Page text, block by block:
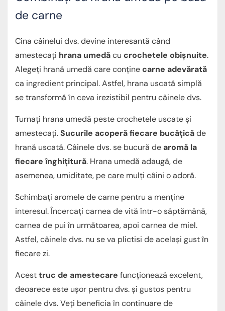
de carne
Cina câinelui dvs. devine interesantă când
amestecați hrana umedăcu crochetele obișnuite.
Alegeți hrană umedă care conținecarne adevărată
ca ingredient principal. Astfel, hrana uscată simplă
se transformă în ceva irezistibil pentru câinele dvs.
Turnați hrana umedă peste crochetele uscate și
amestecați.Sucurile acoperă fiecare bucățicăde
hrană uscată. Câinele dvs. se bucură dearomă la
fiecare înghițitură. Hrana umedă adaugă, de
asemenea, umiditate, pe care mulți câini o adoră.
Schimbați aromele de carne pentru a menține
interesul. Încercați carnea de vită într-o săptămână,
carnea de pui în următoarea, apoi carnea de miel.
Astfel, câinele dvs. nu se va plictisi de același gust în
fiecare zi.
Acesttruc de amestecare funcționează excelent,
deoarece este ușor pentru dvs. și gustos pentru
câinele dvs. Veți beneficia în continuare de